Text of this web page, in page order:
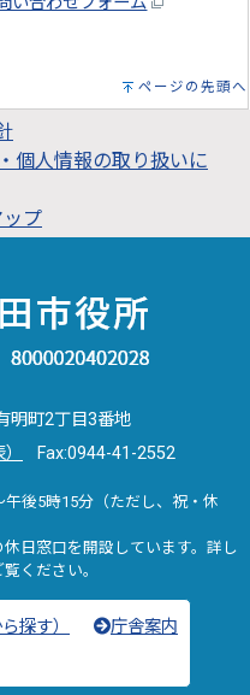
ページの先頭へ
個人情報の取り扱いに
プ
明町2丁目3番地
Fax:0944-41-2552
午後5時15分（ただし、祝・休
日窓口を開設しています。詳し
ください。
探す）
庁舎案内